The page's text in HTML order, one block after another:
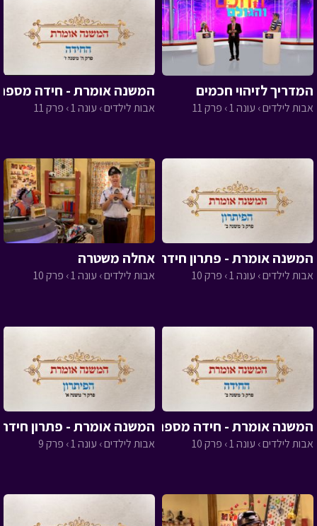
המדריך לזיהוי חכמים
אבות לילדים › עונה 1 › פרק 11
המשנה אומרת - חידה מספר
אבות לילדים › עונה 1 › פרק 11
המשנה אומרת - פתרון חידה 10
אבות לילדים › עונה 1 › פרק 10
אחלה משטרה
אבות לילדים › עונה 1 › פרק 10
המשנה אומרת - חידה מספר 10
אבות לילדים › עונה 1 › פרק 10
המשנה אומרת - פתרון חידה
אבות לילדים › עונה 1 › פרק 9